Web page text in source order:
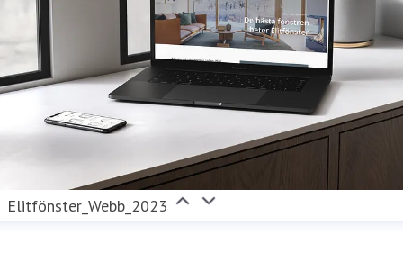
Elitfönster_Webb_2023